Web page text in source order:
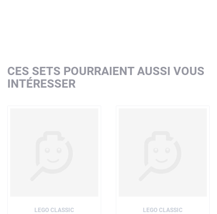
CES SETS POURRAIENT AUSSI VOUS
INTÉRESSER
LEGO CLASSIC LEGO CLASSIC